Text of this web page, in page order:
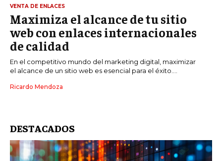
VENTA DE ENLACES
Maximiza el alcance de tu sitio
web con enlaces internacionales
de calidad
En el competitivo mundo del marketing digital, maximizar
el alcance de un sitio web es esencial para el éxito....
Ricardo Mendoza
DESTACADOS